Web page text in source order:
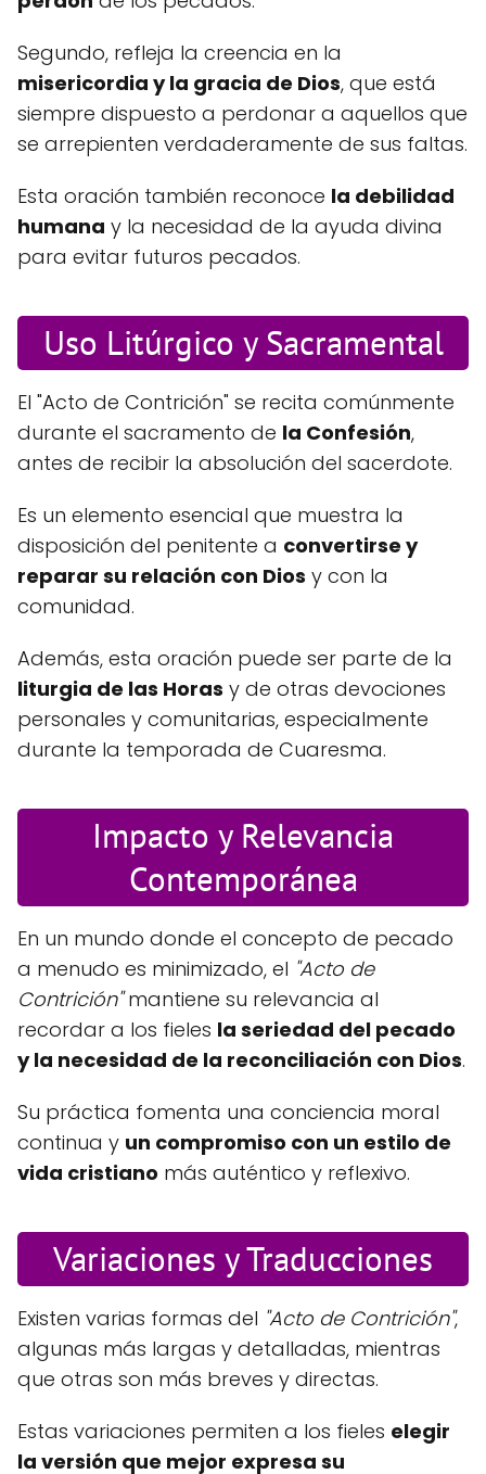
Segundo, refleja la creencia en la
misericordia y la gracia de Dios, que está
siempre dispuesto a perdonar a aquellos que
se arrepienten verdaderamente de sus faltas.
Esta oración también reconoce la debilidad
humana y la necesidad de la ayuda divina
para evitar futuros pecados.
Uso Litúrgico y Sacramental
El "Acto de Contrición" se recita comúnmente
durante el sacramento de la Confesión,
antes de recibir la absolución del sacerdote.
Es un elemento esencial que muestra la
disposición del penitente a convertirse y
reparar su relación con Dios y con la
comunidad.
Además, esta oración puede ser parte de la
liturgia de las Horas y de otras devociones
personales y comunitarias, especialmente
durante la temporada de Cuaresma.
Impacto y Relevancia
Contemporánea
En un mundo donde el concepto de pecado
a menudo es minimizado, el "Acto de
Contrición"mantiene su relevancia al
recordar a los fieles la seriedad del pecado
y la necesidad de la reconciliación con Dios.
Su práctica fomenta una conciencia moral
continua y un compromiso con un estilo de
vida cristiano más auténtico y reflexivo.
Variaciones y Traducciones
Existen varias formas del "Acto de Contrición",
algunas más largas y detalladas, mientras
que otras son más breves y directas.
Estas variaciones permiten a los fieles elegir
la versión que mejor expresa su